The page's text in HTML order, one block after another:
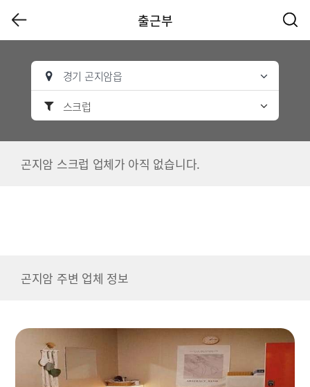
출근부
경기 곤지암읍
스크럽
곤지암 스크럽 업체가 아직 없습니다.
곤지암 주변 업체 정보